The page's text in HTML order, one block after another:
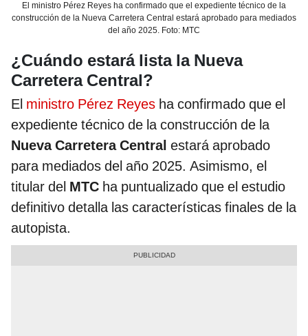
El ministro Pérez Reyes ha confirmado que el expediente técnico de la
construcción de la Nueva Carretera Central estará aprobado para mediados
del año 2025. Foto: MTC
¿Cuándo estará lista la Nueva
Carretera Central?
El ministro Pérez Reyes ha confirmado que el
expediente técnico de la construcción de la
Nueva Carretera Central estará aprobado
para mediados del año 2025. Asimismo, el
titular del MTC ha puntualizado que el estudio
definitivo detalla las características finales de la
autopista.